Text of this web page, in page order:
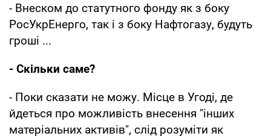
- Внеском до статутного фонду як з боку
РосУкрЕнерго, так і з боку Нафтогазу, будуть
гроші ...
- Скільки саме?
- Поки сказати не можу. Місце в Угоді, де
йдеться про можливість внесення "інших
матеріальних активів", слід розуміти як